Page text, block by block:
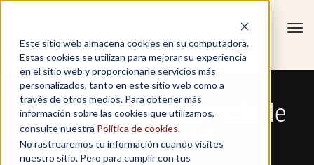
Este sitio web almacena cookies en su computadora.
Estas cookies se utilizan para mejorar su experiencia
en el sitio web y proporcionarle servicios más
personalizados, tanto en este sitio web como a
través de otros medios. Para obtener más
información sobre las cookies que utilizamos,
consulte nuestra Política de cookies.
No rastrearemos tu información cuando visites
nuestro sitio. Pero para cumplir con tus
Solicitud: Transferencia de
Aprendizaje